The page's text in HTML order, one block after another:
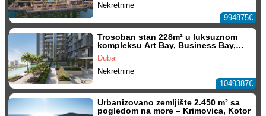
Nekretnine
994875€
Trosoban stan 228m² u luksuznom
kompleksu Art Bay, Business Bay,
Dubai
Dubai
Nekretnine
1049387€
Urbanizovano zemljište 2.450 m² sa
pogledom na more – Krimovica, Kotor